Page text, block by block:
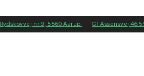
Rydskovvej nr 9, 5560 Aarup Gl Assensvej 46